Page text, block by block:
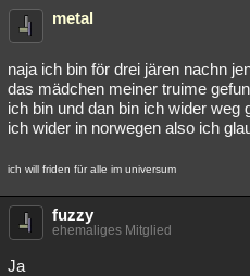
metal
naja ich bin för drei jären nachn
das mädchen meiner truime
ich bin und dan bin ich wider weg
ich wider in norwegen also ich
ich will friden für alle im universum
fuzzy
ehemaliges Mitglied
Ja